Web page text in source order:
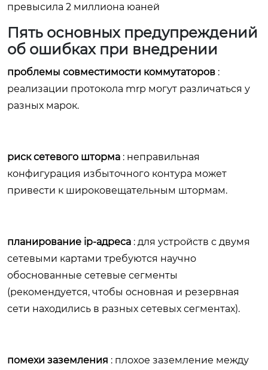
превысила 2 миллиона юаней
Пять основных предупреждений
об ошибках при внедрении
проблемы совместимости коммутаторов :
реализации протокола mrp могут различаться у
разных марок.
риск сетевого шторма : неправильная
конфигурация избыточного контура может
привести к широковещательным штормам.
планирование ip-адреса : для устройств с двумя
сетевыми картами требуются научно
обоснованные сетевые сегменты
(рекомендуется, чтобы основная и резервная
сети находились в разных сетевых сегментах).
помехи заземления : плохое заземление между